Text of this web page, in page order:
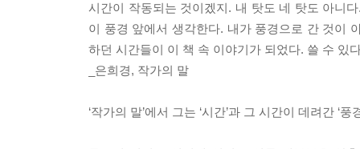
시간이 작동되는 것이겠지. 내 탓도 네 탓도 아니
이 풍경 앞에서 생각한다. 내가 풍경으로 간 것이
하던 시간들이 이 책 속 이야기가 되었다. 쓸 수 있
_은희경, 작가의 말
‘작가의 말’에서 그는 ‘시간’과 그 시간이 데려간 ‘